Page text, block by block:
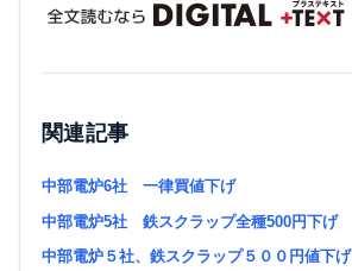
関連記事
中部電炉6社 一律買値下げ
中部電炉5社 鉄スクラップ全種500円下げ
中部電炉５社、鉄スクラップ５００円値下げ